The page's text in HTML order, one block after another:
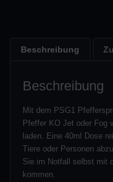
Beschreibung
Beschreibung
Mit dem PSG1
Pfeffer KO Jet oder Fog
laden. Eine 40ml Dose
Tiere oder Personen
Sie im Notfall selbst mit
kommen.